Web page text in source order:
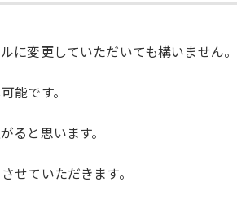
変更していただいても構いません。
能です。
ると思います。
せていただきます。